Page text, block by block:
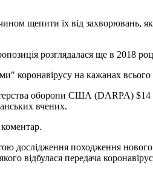
щепити їх від захворювань,
розглядалася ще в 2018
коронавірусу на кажанах
оборони США (DARPA)
вчених.
дослідження походження нового
відбулася передача